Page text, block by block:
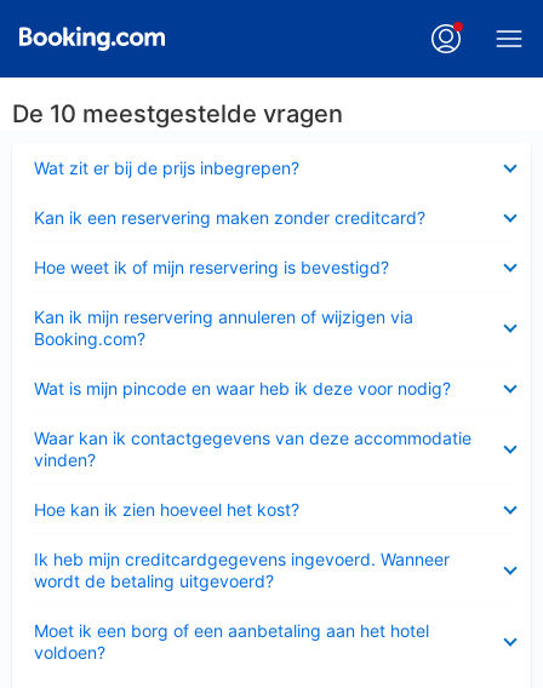
De 10 meestgestelde vragen
Wat zit er bij de prijs inbegrepen?
Kan ik een reservering maken zonder creditcard?
Hoe weet ik of mijn reservering is bevestigd?
Kan ik mijn reservering annuleren of wijzigen via
Booking.com?
Wat is mijn pincode en waar heb ik deze voor nodig?
Waar kan ik contactgegevens van deze accommodatie
vinden?
Hoe kan ik zien hoeveel het kost?
Ik heb mijn creditcardgegevens ingevoerd. Wanneer
wordt de betaling uitgevoerd?
Moet ik een borg of een aanbetaling aan het hotel
voldoen?